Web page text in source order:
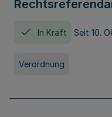
In Kraft Seit 10.
Verordnung